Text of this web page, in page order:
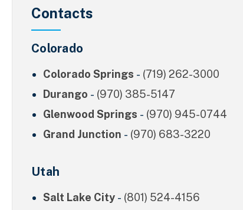
Contacts
Colorado
Colorado Springs - (719) 262-3000
Durango - (970) 385-5147
Glenwood Springs - (970) 945-0744
Grand Junction - (970) 683-3220
Utah
Salt Lake City - (801) 524-4156